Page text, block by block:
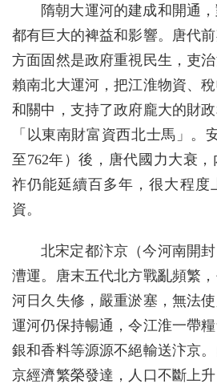
隋朝大運河的建成和開通
都有巨大的裨益和影響。唐代
方面固然是政府重視民生，吏
賴南北大運河，把江淮物資、
和關中，支持了政府龐大的財
「以東南財富資西北士馬」。
至762年）後，唐代國力大衰
祚仍能延續百多年，很大程度
資。
北宋定都汴京（今河南開
漕運。唐末五代北方戰亂頻繁
河日久失修，嚴重淤塞，無法
運河仍保持暢通，令江淮一帶
銀和香料等源源不絕輸送汴京
京經濟繁榮發達，人口不斷上